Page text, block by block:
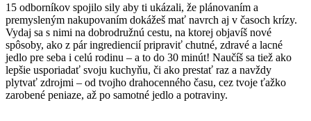
15 odborníkov spojilo sily aby ti ukázali, že plánovaním a
premysleným nakupovaním dokážeš mať navrch aj v časoch krízy.
Vydaj sa s nimi na dobrodružnú cestu, na ktorej objavíš nové
spôsoby, ako z pár ingrediencií pripraviť chutné, zdravé a lacné
jedlo pre seba i celú rodinu – a to do 30 minút! Naučíš sa tiež ako
lepšie usporiadať svoju kuchyňu, či ako prestať raz a navždy
plytvať zdrojmi – od tvojho drahocenného času, cez tvoje ťažko
zarobené peniaze, až po samotné jedlo a potraviny.